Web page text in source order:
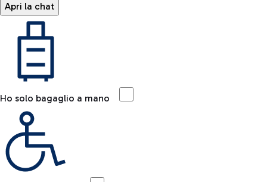
Apri la chat
Ho solo bagaglio a mano